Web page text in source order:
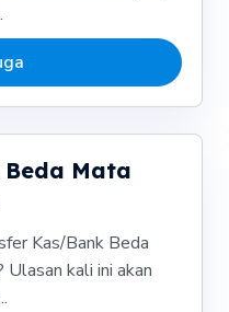
Mata
Kas/Bank Beda
kali ini akan